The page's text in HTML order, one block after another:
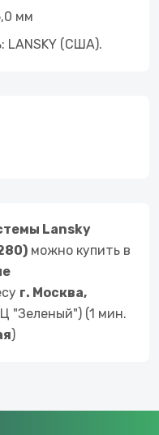
мм
LANSKY (США).
Lansky
можно купить в
г. Москва,
"Зеленый") (1 мин.
)